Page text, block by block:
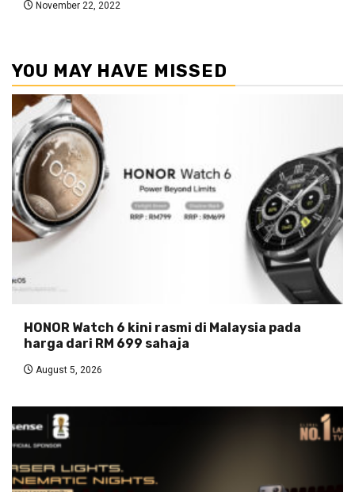
November 22, 2022
YOU MAY HAVE MISSED
HONOR Watch 6 kini rasmi di Malaysia pada
harga dari RM 699 sahaja
August 5, 2026